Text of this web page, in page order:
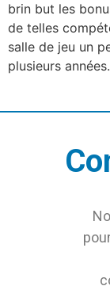
brin but les
de telles
salle de jeu un
plusieurs années.